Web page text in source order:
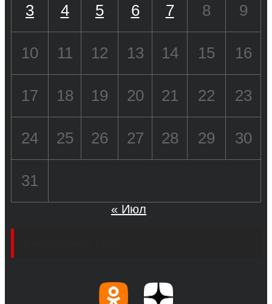
3 4 5 6 7 8 9
10 11 12 13 14 15 16
17 18 19 20 21 22 23
24 25 26 27 28 29 30
31
« Июл